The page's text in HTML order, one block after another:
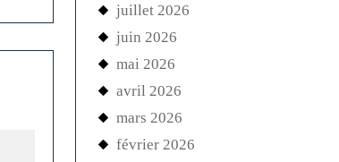
juillet 2026
juin 2026
mai 2026
avril 2026
mars 2026
février 2026